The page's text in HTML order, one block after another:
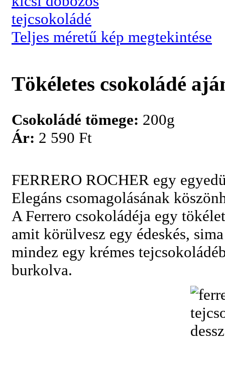
Teljes méretű kép megtekintése
Tökéletes csokoládé
Csokoládé tömege: 200g
Ár: 2 590 Ft
FERRERO ROCHER egy
Elegáns csomagolásának
A Ferrero csokoládéja egy
amit körülvesz egy édeskés,
mindez egy krémes
burkolva.